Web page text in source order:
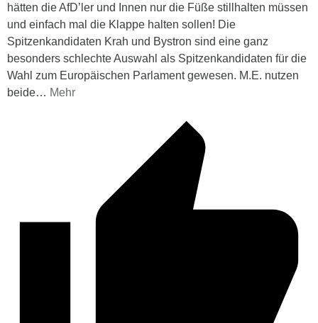
hätten die AfD’ler und Innen nur die Füße stillhalten müssen
und einfach mal die Klappe halten sollen! Die
Spitzenkandidaten Krah und Bystron sind eine ganz
besonders schlechte Auswahl als Spitzenkandidaten für die
Wahl zum Europäischen Parlament gewesen. M.E. nutzen
beide… Mehr